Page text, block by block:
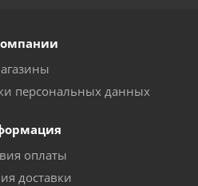
персональных данных
оплаты
доставки